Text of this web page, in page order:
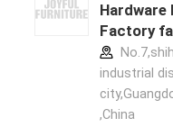
Hardware
Factory
industrial
,China